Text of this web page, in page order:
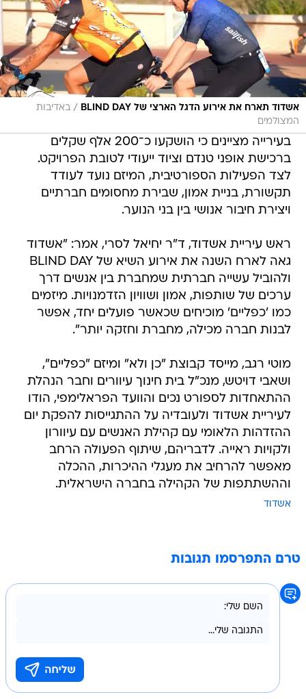
אשדוד תארח את אירוע הדגל הארצי של BLIND DAY / באדיבות
המצולמים
בעירייה מציינים כי הושקעו כ־200 אלף שקלים
ברכישת אופני טנדם וציוד ייעודי לטובת הפרויקט.
לצד הפעילות הספורטיבית, המיזם נועד לעודד
תקשורת, בניית אמון, שבירת מחסומים חברתיים
ויצירת חיבור אנושי בין בני הנוער.
ראש עיריית אשדוד, ד"ר יחיאל לסרי, אמר: "אשדוד
גאה לארח השנה את אירוע השיא של BLIND DAY
ולהוביל עשייה חברתית שמחברת בין אנשים דרך
ערכים של שותפות, אמון ושוויון הזדמנויות. מיזמים
כמו 'כפליים' מוכיחים שכאשר פועלים יחד, אפשר
לבנות חברה מכילה, מחברת וחזקה יותר".
מוטי רגב, מייסד קבוצת "כן ולא" ומיזם "כפליים",
ושאבי דויטש, מנכ"ל בית חינוך עיוורים וחבר הנהלת
ההתאחדות לספורט נכים והוועד הפראלימפי, הודו
לעיריית אשדוד ולעובדיה על ההתגייסות להפקת יום
ההזדהות הלאומי עם קהילת האנשים עם עיוורון
ולקויות ראייה. לדבריהם, שיתוף הפעולה הרחב
מאפשר להרחיב את מעגלי ההיכרות, ההכלה
וההשתתפות של הקהילה בחברה הישראלית.
אשדוד
טרם התפרסמו תגובות